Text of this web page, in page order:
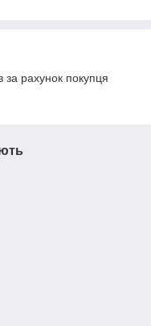
рахунок покупця